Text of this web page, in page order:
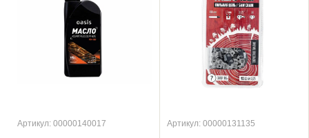
Артикул: 00000140017 Артикул: 00000131135